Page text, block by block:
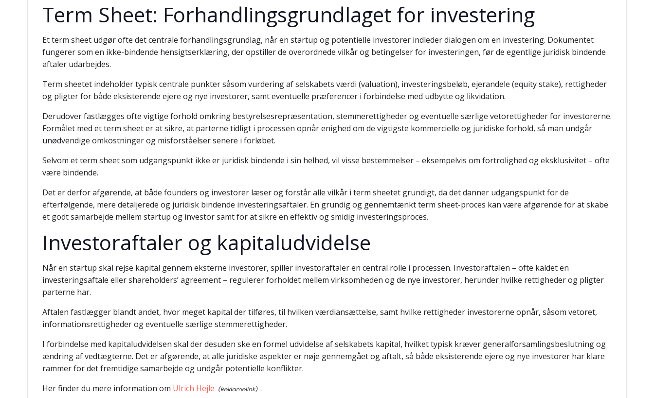
Term Sheet: Forhandlingsgrundlaget for investering
Et term sheet udgør ofte det centrale forhandlingsgrundlag, når en startup og potentielle investorer indleder dialogen om en investering. Dokumentet
fungerer som en ikke-bindende hensigtserklæring, der opstiller de overordnede vilkår og betingelser for investeringen, før de egentlige juridisk bindende
aftaler udarbejdes.
Term sheetet indeholder typisk centrale punkter såsom vurdering af selskabets værdi (valuation), investeringsbeløb, ejerandele (equity stake), rettigheder
og pligter for både eksisterende ejere og nye investorer, samt eventuelle præferencer i forbindelse med udbytte og likvidation.
Derudover fastlægges ofte vigtige forhold omkring bestyrelsesrepræsentation, stemmerettigheder og eventuelle særlige vetorettigheder for investorerne.
Formålet med et term sheet er at sikre, at parterne tidligt i processen opnår enighed om de vigtigste kommercielle og juridiske forhold, så man undgår
unødvendige omkostninger og misforståelser senere i forløbet.
Selvom et term sheet som udgangspunkt ikke er juridisk bindende i sin helhed, vil visse bestemmelser – eksempelvis om fortrolighed og eksklusivitet – ofte
være bindende.
Det er derfor afgørende, at både founders og investorer læser og forstår alle vilkår i term sheetet grundigt, da det danner udgangspunkt for de
efterfølgende, mere detaljerede og juridisk bindende investeringsaftaler. En grundig og gennemtænkt term sheet-proces kan være afgørende for at skabe
et godt samarbejde mellem startup og investor samt for at sikre en effektiv og smidig investeringsproces.
Investoraftaler og kapitaludvidelse
Når en startup skal rejse kapital gennem eksterne investorer, spiller investoraftaler en central rolle i processen. Investoraftalen – ofte kaldet en
investeringsaftale eller shareholders’ agreement – regulerer forholdet mellem virksomheden og de nye investorer, herunder hvilke rettigheder og pligter
parterne har.
Aftalen fastlægger blandt andet, hvor meget kapital der tilføres, til hvilken værdiansættelse, samt hvilke rettigheder investorerne opnår, såsom vetoret,
informationsrettigheder og eventuelle særlige stemmerettigheder.
I forbindelse med kapitaludvidelsen skal der desuden ske en formel udvidelse af selskabets kapital, hvilket typisk kræver generalforsamlingsbeslutning og
ændring af vedtægterne. Det er afgørende, at alle juridiske aspekter er nøje gennemgået og aftalt, så både eksisterende ejere og nye investorer har klare
rammer for det fremtidige samarbejde og undgår potentielle konflikter.
Her finder du mere information om Ulrich Hejle .